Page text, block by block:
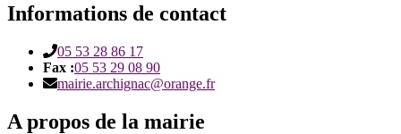
Informations de contact
05 53 28 86 17
Fax :05 53 29 08 90
mairie.archignac@orange.fr
A propos de la mairie